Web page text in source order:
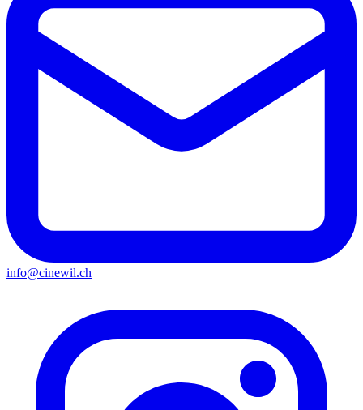
info@cinewil.ch